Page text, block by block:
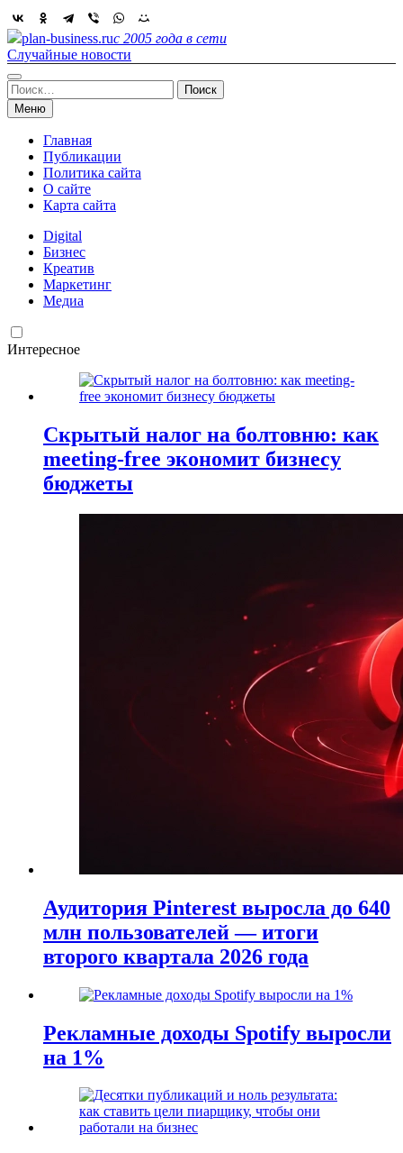
Skip
to
content
plan-business.ruс 2005 года в сети
Случайные новости
Найти:
Меню
Главная
Публикации
Политика сайта
О сайте
Карта сайта
Digital
Бизнес
Креатив
Маркетинг
Медиа
Интересное
Скрытый налог на болтовню: как
meeting-free экономит бизнесу
бюджеты
Аудитория Pinterest выросла до 640
млн пользователей — итоги
второго квартала 2026 года
Рекламные доходы Spotify выросли
на 1%